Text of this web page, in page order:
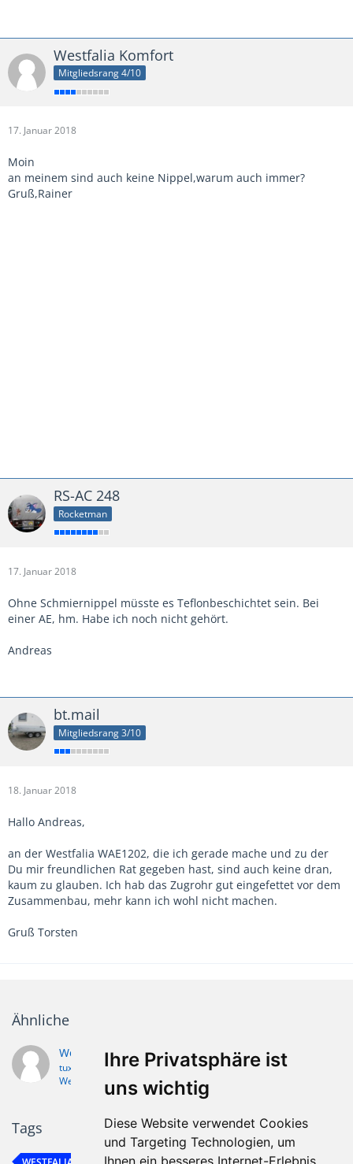
Ihre Privatsphäre ist
uns wichtig
Diese Website verwendet Cookies
und Targeting Technologien, um
Ihnen ein besseres Internet-Erlebnis
Westfalia Komfort
Mitgliedsrang 4/10
17. Januar 2018
Moin
an meinem sind auch keine Nippel,warum auch immer?
Gruß,Rainer
RS-AC 248
Rocketman
17. Januar 2018
Ohne Schmiernippel müsste es Teflonbeschichtet sein. Bei
einer AE, hm. Habe ich noch nicht gehört.
Andreas
bt.mail
Mitgliedsrang 3/10
18. Januar 2018
Hallo Andreas,
an der Westfalia WAE1202, die ich gerade mache und zu der
Du mir freundlichen Rat gegeben hast, sind auch keine dran,
kaum zu glauben. Ich hab das Zugrohr gut eingefettet vor dem
Zusammenbau, mehr kann ich wohl nicht machen.
Gruß Torsten
Ähnliche Themen
Westfalia Auflaufbremse schmieren
tux
15. Juni 2012
Westfalia / Heinemann
Tags